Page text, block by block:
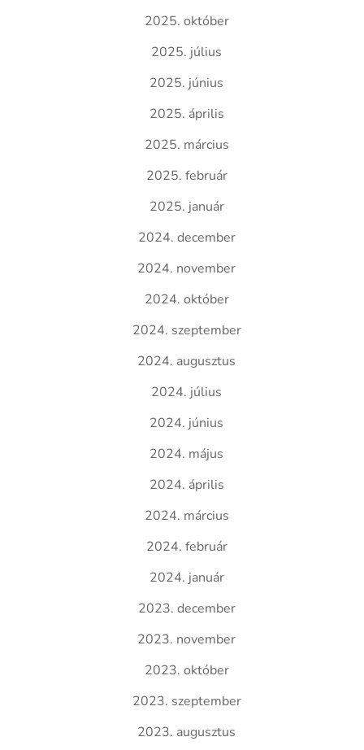
2025. október
2025. július
2025. június
2025. április
2025. március
2025. február
2025. január
2024. december
2024. november
2024. október
2024. szeptember
2024. augusztus
2024. július
2024. június
2024. május
2024. április
2024. március
2024. február
2024. január
2023. december
2023. november
2023. október
2023. szeptember
2023. augusztus